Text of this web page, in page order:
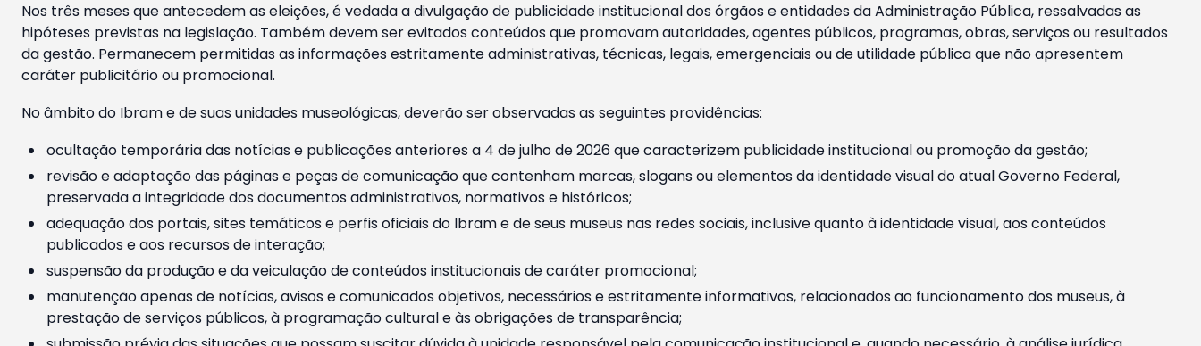
Nos três meses que antecedem as eleições, é vedada a divulgação de publicidade institucional dos órgãos e entidades da Administração Pública, ressalvadas as
hipóteses previstas na legislação. Também devem ser evitados conteúdos que promovam autoridades, agentes públicos, programas, obras, serviços ou resultados
da gestão. Permanecem permitidas as informações estritamente administrativas, técnicas, legais, emergenciais ou de utilidade pública que não apresentem
caráter publicitário ou promocional.
No âmbito do Ibram e de suas unidades museológicas, deverão ser observadas as seguintes providências:
ocultação temporária das notícias e publicações anteriores a 4 de julho de 2026 que caracterizem publicidade institucional ou promoção da gestão;
revisão e adaptação das páginas e peças de comunicação que contenham marcas, slogans ou elementos da identidade visual do atual Governo Federal,
preservada a integridade dos documentos administrativos, normativos e históricos;
adequação dos portais, sites temáticos e perfis oficiais do Ibram e de seus museus nas redes sociais, inclusive quanto à identidade visual, aos conteúdos
publicados e aos recursos de interação;
suspensão da produção e da veiculação de conteúdos institucionais de caráter promocional;
manutenção apenas de notícias, avisos e comunicados objetivos, necessários e estritamente informativos, relacionados ao funcionamento dos museus, à
prestação de serviços públicos, à programação cultural e às obrigações de transparência;